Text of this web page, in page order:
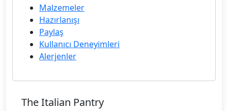
Malzemeler
Hazırlanışı
Paylaş
Kullanıcı Deneyimleri
Alerjenler
The Italian Pantry